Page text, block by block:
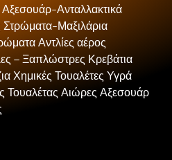
Ανταλλακτικά
Μαξιλάρια
Αντλίες αέρος
– Ξαπλώστρες Κρεβάτια
Χημικές Τουαλέτες Υγρά
Τουαλέτας Αιώρες Αξεσουάρ